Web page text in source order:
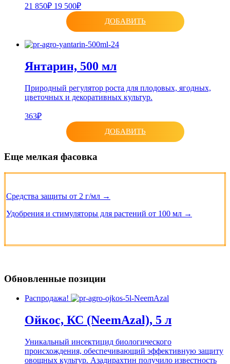
21 850₽ 19 500₽
ДОБАВИТЬ
Янтарин, 500 мл
Природный регулятор роста для плодовых, ягодных,
цветочных и декоративных культур.
363₽
ДОБАВИТЬ
Еще мелкая фасовка
Средства защиты от 2 г/мл →
Удобрения и стимуляторы для растений от 100 мл →
Обновленные позиции
Распродажа!
Ойкос, КС (NeemAzal), 5 л
Уникальный инсектицид биологического
происхождения, обеспечивающий эффективную защиту
овощных культур. Азадирахтин получило известность